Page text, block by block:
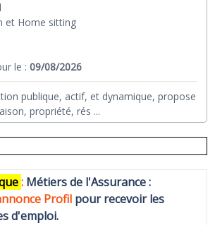
et Home sitting
le :09/08/2026
publique, actif, et dynamique, propose
propriété, rés ...
: Métiers de l'Assurance :
Profil pour recevoir les
d'emploi.